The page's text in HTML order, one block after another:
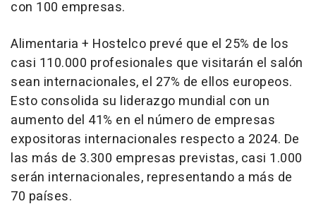
con 100 empresas.
Alimentaria + Hostelco prevé que el 25% de los
casi 110.000 profesionales que visitarán el salón
sean internacionales, el 27% de ellos europeos.
Esto consolida su liderazgo mundial con un
aumento del 41% en el número de empresas
expositoras internacionales respecto a 2024. De
las más de 3.300 empresas previstas, casi 1.000
serán internacionales, representando a más de
70 países.